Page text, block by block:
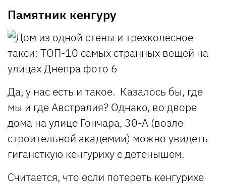
Памятник кенгуру
Да, у нас есть и такое. Казалось бы, где
мы и где Австралия? Однако, во дворе
дома на улице Гончара, 30-А (возле
строительной академии) можно увидеть
гигансткую кенгуриху с детенышем.
Считается, что если потереть кенгурихе